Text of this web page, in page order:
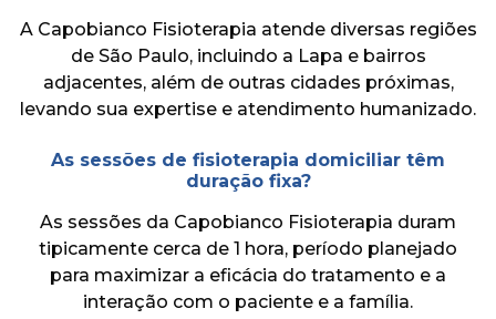
A Capobianco Fisioterapia atende diversas regiões
de São Paulo, incluindo a Lapa e bairros
adjacentes, além de outras cidades próximas,
levando sua expertise e atendimento humanizado.
As sessões de fisioterapia domiciliar têm
duração fixa?
As sessões da Capobianco Fisioterapia duram
tipicamente cerca de 1 hora, período planejado
para maximizar a eficácia do tratamento e a
interação com o paciente e a família.